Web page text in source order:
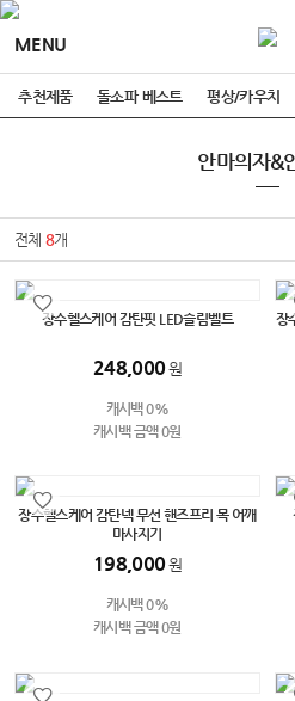
MENU
추천제품 돌소파 베스트 평상/카우치
안마의자&
전체8개
장수헬스케어 감탄핏 LED슬림벨트
248,000원
캐시백 0%
캐시백 금액 0원
장
장수헬스케어 감탄넥 무선 핸즈프리 목 어깨
마사지기
198,000원
캐시백 0%
캐시백 금액 0원